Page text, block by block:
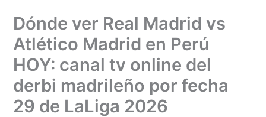
contenido
Dónde ver Real Madrid vs
Atlético Madrid en Perú
HOY: canal tv online del
derbi madrileño por fecha
29 de LaLiga 2026